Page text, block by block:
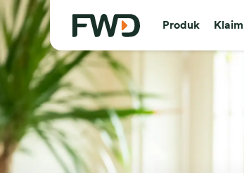
Produk Klaim